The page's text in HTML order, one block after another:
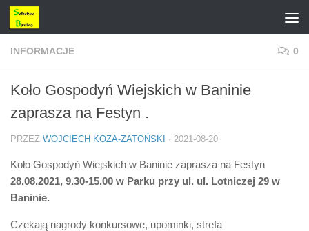
Przejdź do treści
INFORMACJE 0
Koło Gospodyń Wiejskich w Baninie
zaprasza na Festyn .
PRZEZ WOJCIECH KOZA-ZATOŃSKI · 2021-08-20
Koło Gospodyń Wiejskich w Baninie zaprasza na Festyn
28.08.2021, 9.30-15.00 w Parku przy ul. ul. Lotniczej 29 w
Baninie.
Czekają nagrody konkursowe, upominki, strefa